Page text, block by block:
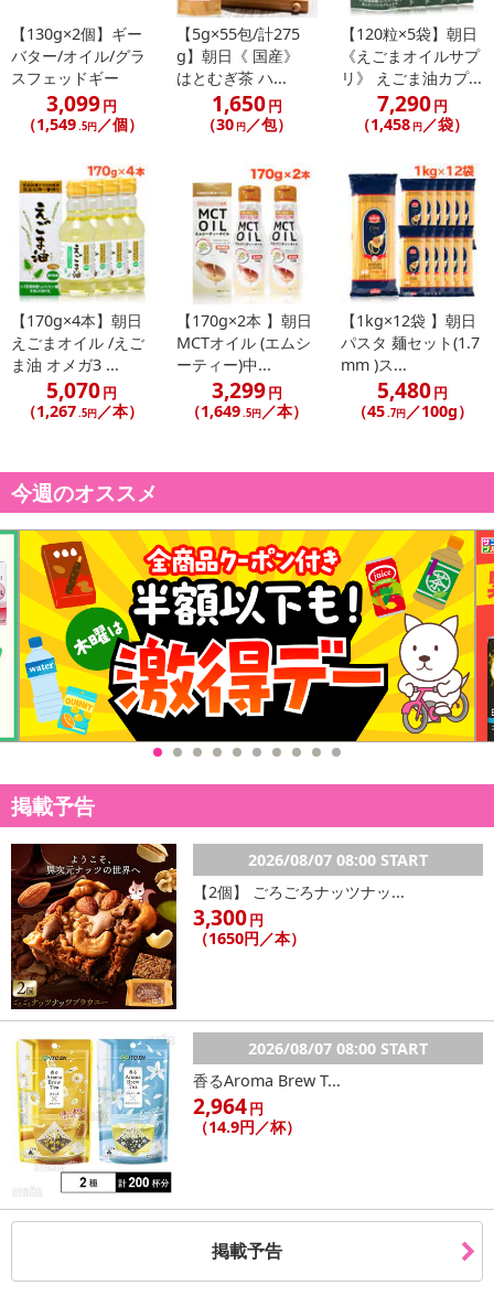
【130g×2個】ギー
バター/オイル/グラ
スフェッドギー
3,099円
（1,549 .5円／個）
【5g×55包/計275
g】朝日《 国産》
はとむぎ茶 ハ...
1,650円
（30 円 ／包）
【120粒×5袋】朝日
《えごまオイルサプ
リ》 えごま油カプ...
7,290円
（1,458 円 ／袋）
【170g×4本】朝日
えごまオイル /えご
ま油 オメガ3 ...
5,070円
（1,267.5円／本）
【170g×2本 】朝日
MCTオイル (エムシ
ーティー)中...
3,299円
（1,649.5円／本）
【1kg×12袋 】朝日
パスタ 麺セット(1.7
mm )ス...
5,480円
（45.7円／100g）
今週のオススメ
掲載予告
2026/08/07 08:00 START
【2個】 ごろごろナッツナッ...
3,300円
（1650円／本）
2026/08/07 08:00 START
香るAroma Brew T...
2,964円
（14.9円／杯）
掲載予告